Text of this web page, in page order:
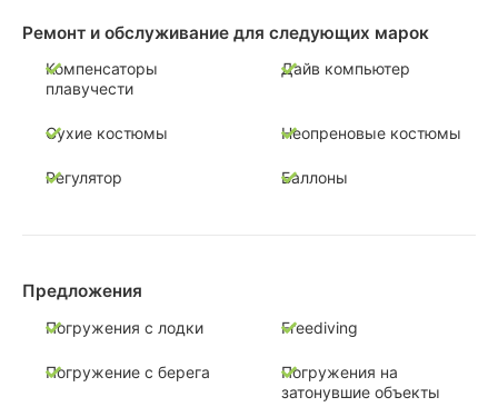
Ремонт и обслуживание для следующих марок
Компенсаторы
плавучести
Дайв компьютер
Сухие костюмы Неопреновые костюмы
Регулятор Баллоны
Предложения
Погружения с лодки Freediving
Погружение с берега
Погружения на
затонувшие объекты